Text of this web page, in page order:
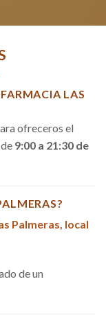
LAS
ofreceros el
9:00 a 21:30 de
Palmeras, local
de un